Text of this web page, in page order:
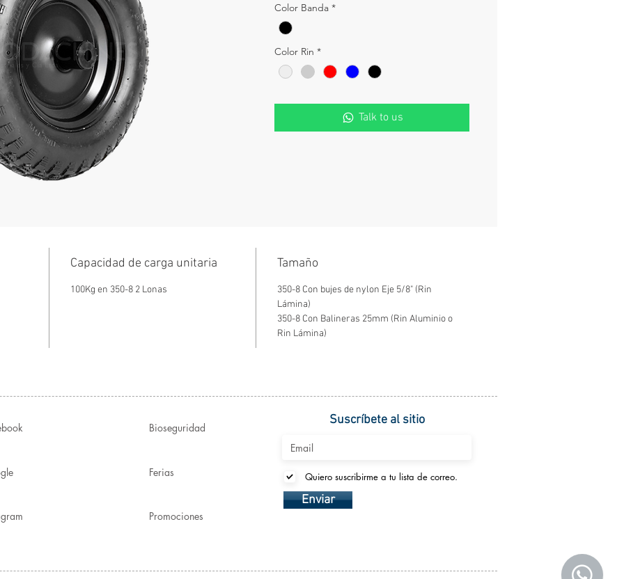
Color Banda *
Color Rin *
Talk to us
Capacidad de carga unitaria
100Kg en 350-8 2 Lonas
Tamaño
350-8 Con bujes de nylon Eje 5/8" (Rin
Lámina)
350-8 Con Balineras 25mm (Rin Aluminio o
Rin Lámina)
Bioseguridad
Ferias
Promociones
Suscríbete al sitio
Quiero suscribirme a tu lista de correo.
Enviar